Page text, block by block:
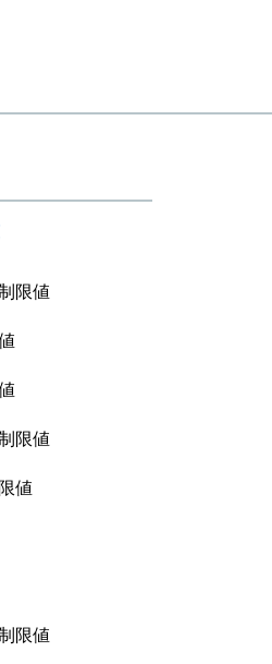
限値
限値
値
限値